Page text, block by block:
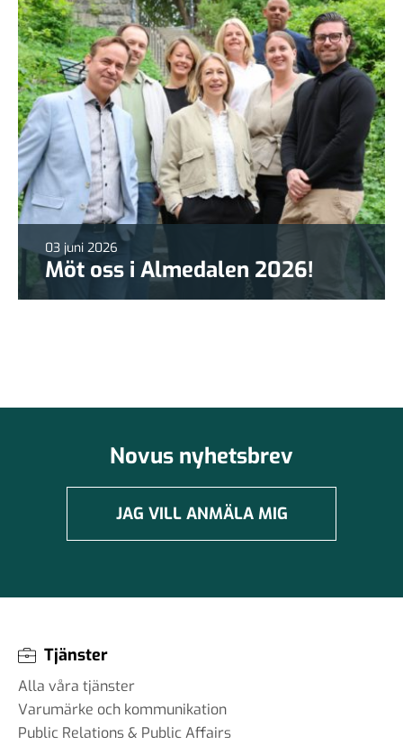
03 juni 2026
Möt oss i Almedalen 2026!
Novus nyhetsbrev
JAG VILL ANMÄLA MIG
Tjänster
Alla våra tjänster
Varumärke och kommunikation
Public Relations & Public Affairs